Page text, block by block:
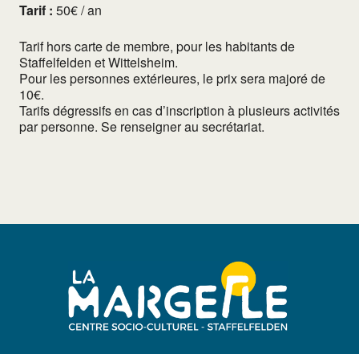
Tarif : 50€ / an
Tarif hors carte de membre, pour les habitants de
Staffelfelden et Wittelsheim.
Pour les personnes extérieures, le prix sera majoré de
10€.
Tarifs dégressifs en cas d’inscription à plusieurs activités
par personne. Se renseigner au secrétariat.